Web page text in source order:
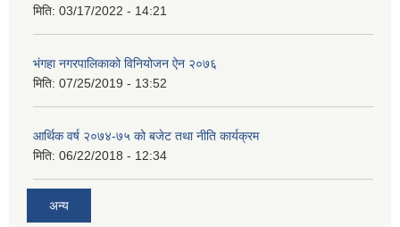
मिति: 03/17/2022 - 14:21
भंगहा नगरपालिकाको विनियोजन ऐन २०७६
मिति: 07/25/2019 - 13:52
आर्थिक वर्ष २०७४-७५ को बजेट तथा नीति कार्यक्रम
मिति: 06/22/2018 - 12:34
अन्य